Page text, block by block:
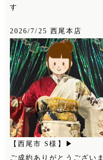
す
2026/7/25 西尾本店
【西尾市 S様】▶
ご成約ありがとうございま